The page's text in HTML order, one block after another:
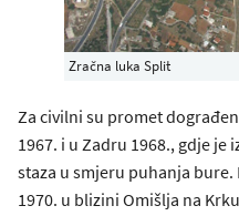
Zračna luka Split
Za civilni su promet
1967. i u Zadru 1968., gdje
staza u smjeru puhanja
1970. u blizini Omišlja na